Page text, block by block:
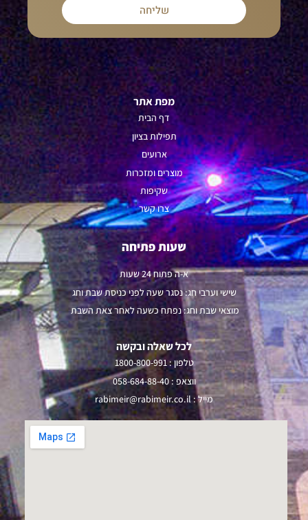
שליחה
מפת אתר
דף הבית
תפילות בציון
ארועים
מוצרים ומזכרות
שקיפות
צרו קשר
שעות פתיחה
א-ה פתוח 24 שעות
שישי וערבי חג: נסגר שעה לפני כניסת שבת וחג
מוצאי שבת וחג: נפתח כשעה לאחר צאת השבת
לכל שאלה ובקשה
טלפון :1800-800-991
ווצאפ :058-684-88-40
מייל :rabimeir@rabimeir.co.il